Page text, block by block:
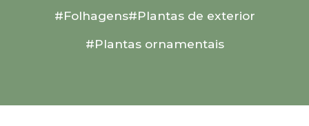
#Folhagens#Plantas de exterior
#Plantas ornamentais